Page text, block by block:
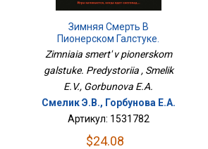
Зимняя Смерть В
Пионерском Галстуке.
Предыстория
Zimniaia smert' v pionerskom
galstuke. Predystoriia , Smelik
E.V., Gorbunova E.A.
Смелик Э.В., Горбунова Е.А.
Артикул: 1531782
$24.08